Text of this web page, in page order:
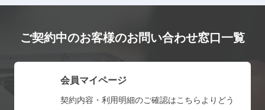
ご契約中のお客様のお問い合わせ窓口一覧
会員マイページ
契約内容・利用明細のご確認はこちらよりどう